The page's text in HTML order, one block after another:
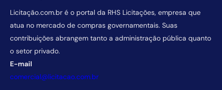
Licitação.com.br é o portal da RHS Licitações, empresa que
atua no mercado de compras governamentais. Suas
contribuições abrangem tanto a administração pública quanto
o setor privado.
E-mail
comercial@licitacao.com.br